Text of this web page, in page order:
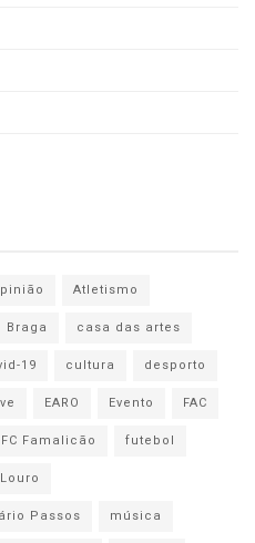
Atletismo
Braga
casa das artes
19 cultura
desporto
EARO Evento
FAC
FC Famalicão
futebol
Louro
Passos
música